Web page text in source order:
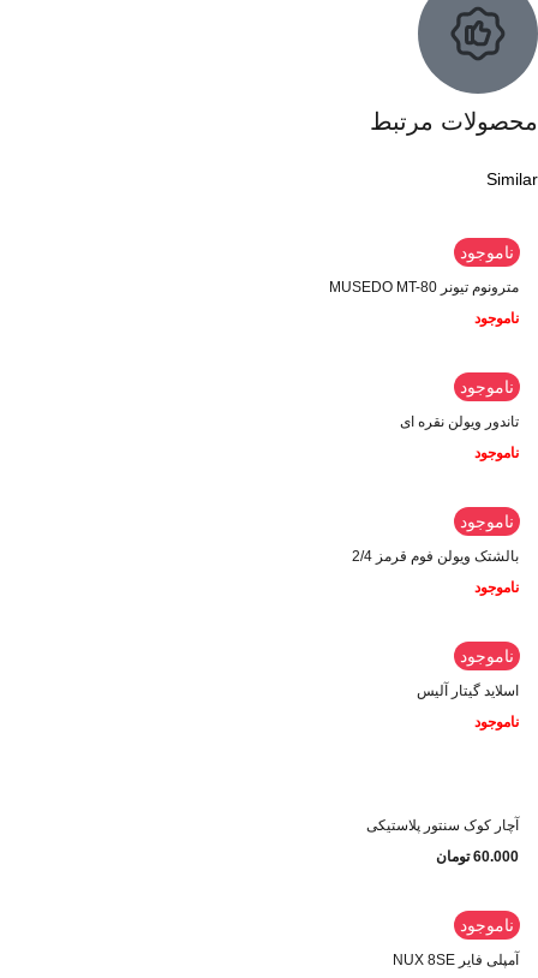
محصولات مرتبط
Similar
ناموجود
مترونوم تیونر MUSEDO MT-80
ناموجود
ناموجود
تاندور ویولن نقره ای
ناموجود
ناموجود
بالشتک ویولن فوم قرمز 2/4
ناموجود
ناموجود
اسلاید گیتار آلیس
ناموجود
آچار کوک سنتور پلاستیکی
60.000 تومان
ناموجود
آمپلی فایر NUX 8SE